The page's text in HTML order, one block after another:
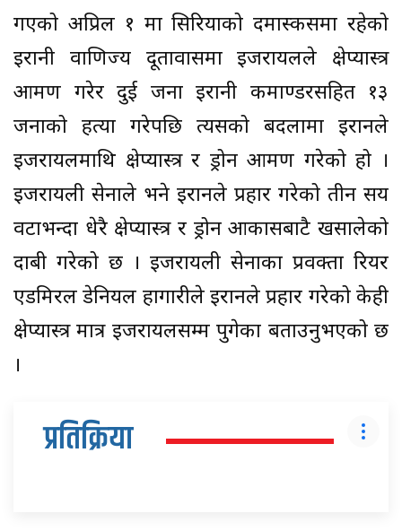
गएको अप्रिल १ मा सिरियाको दमास्कसमा रहेको
इरानी वाणिज्य दूतावासमा इजरायलले क्षेप्यास्त्र
आक्रमण गरेर दुई जना इरानी कमाण्डरसहित १३
जनाको हत्या गरेपछि त्यसको बदलामा इरानले
इजरायलमाथि क्षेप्यास्त्र र ड्रोन आक्रमण गरेको हो ।
इजरायली सेनाले भने इरानले प्रहार गरेको तीन सय
वटाभन्दा धेरै क्षेप्यास्त्र र ड्रोन आकासबाटै खसालेको
दाबी गरेको छ । इजरायली सेनाका प्रवक्ता रियर
एडमिरल डेनियल हागारीले इरानले प्रहार गरेको केही
क्षेप्यास्त्र मात्र इजरायलसम्म पुगेका बताउनुभएको छ
।
प्रतिक्रिया